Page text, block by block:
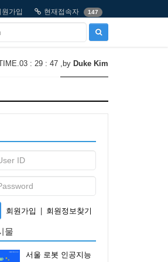
원가입 현재접속자 147
: 29 : 47 ,by Duke Kim
회원가입 회원정보찾기
물
서울 로봇 인공지능